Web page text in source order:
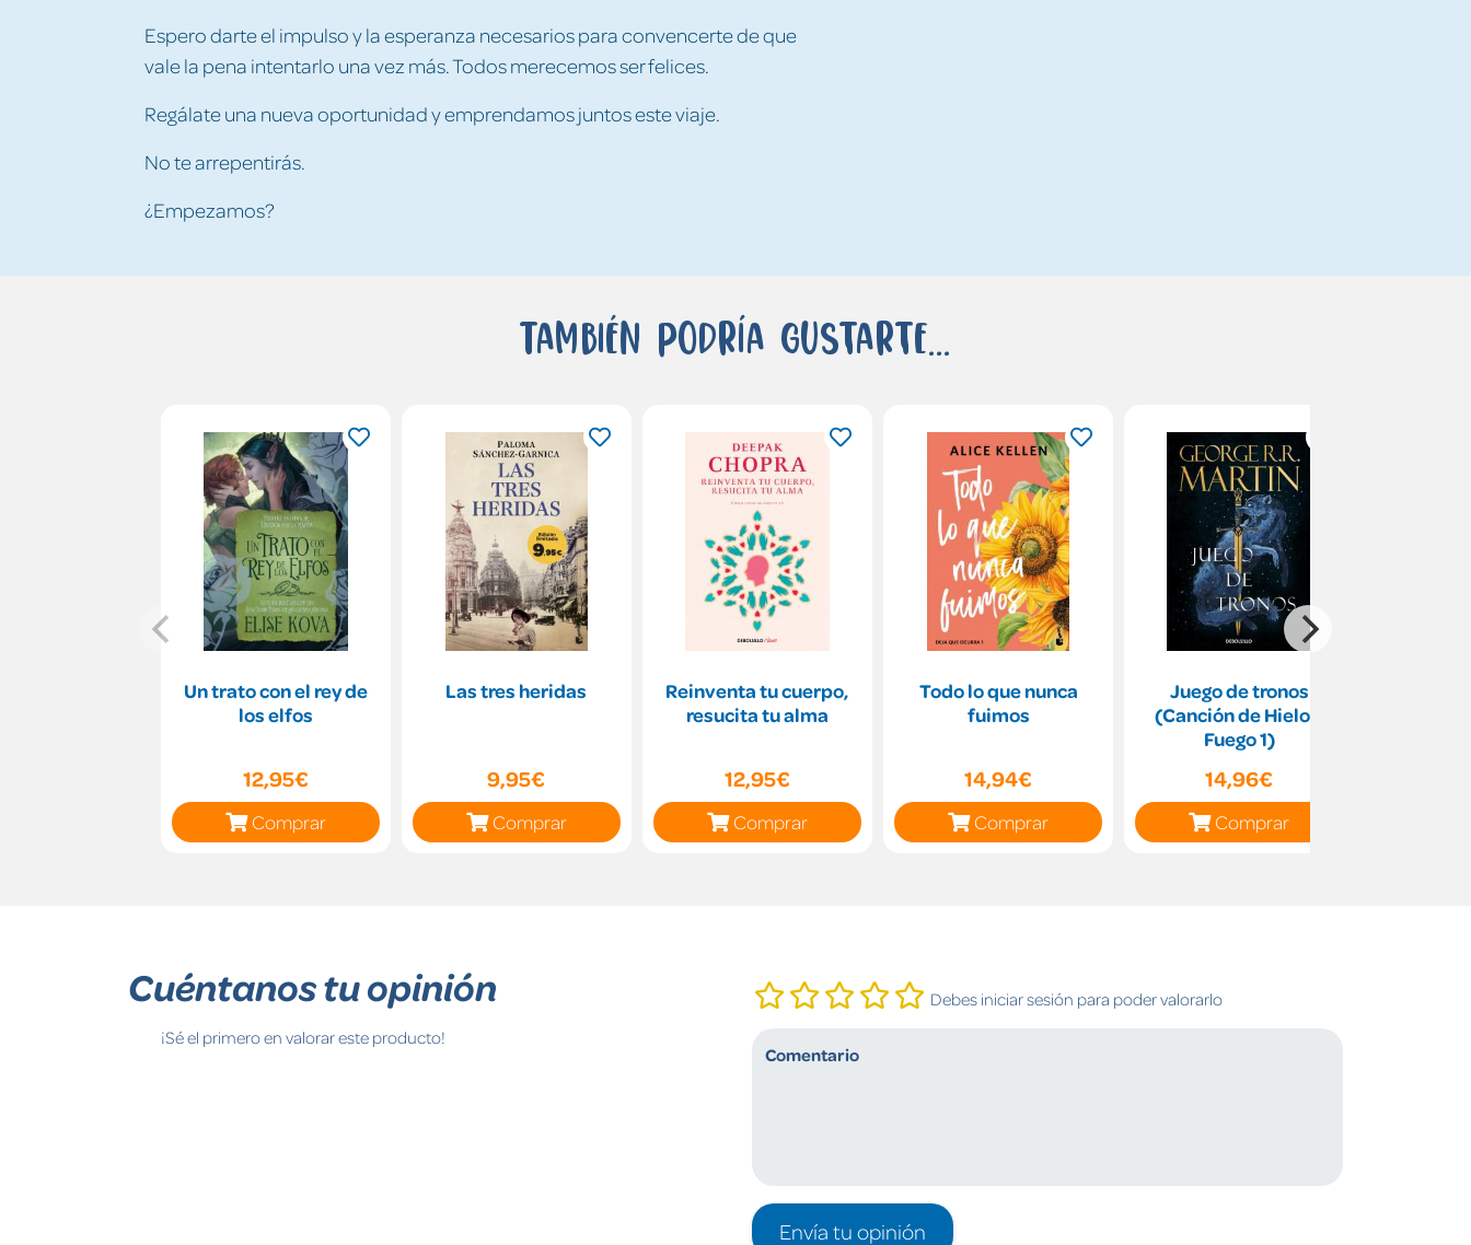
Espero darte el impulso y la esperanza necesarios para convencerte de que
vale la pena intentarlo una vez más. Todos merecemos ser felices.
Regálate una nueva oportunidad y emprendamos juntos este viaje.
No te arrepentirás.
¿Empezamos?
También podría gustarte...
Un trato con el rey de
los elfos
12,95€
Comprar
Las tres heridas
9,95€
Comprar
Reinventa tu cuerpo,
resucita tu alma
12,95€
Comprar
Todo lo que nunca
fuimos
14,94€
Comprar
Juego de tronos
(Canción de Hielo y
Fuego 1)
14,96€
Comprar
Cuéntanos tu opinión
¡Sé el primero en valorar este producto!
Debes iniciar sesión para poder valorarlo
Envía tu opinión